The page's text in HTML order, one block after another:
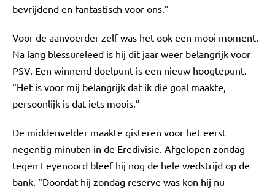
bevrijdend en fantastisch voor ons.”
Voor de aanvoerder zelf was het ook een mooi moment.
Na lang blessureleed is hij dit jaar weer belangrijk voor
PSV. Een winnend doelpunt is een nieuw hoogtepunt.
“Het is voor mij belangrijk dat ik die goal maakte,
persoonlijk is dat iets moois.”
De middenvelder maakte gisteren voor het eerst
negentig minuten in de Eredivisie. Afgelopen zondag
tegen Feyenoord bleef hij nog de hele wedstrijd op de
bank. “Doordat hij zondag reserve was kon hij nu